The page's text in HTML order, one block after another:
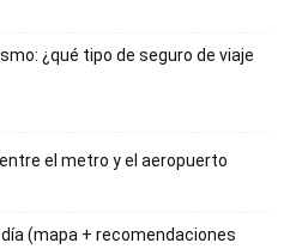
¿qué tipo de seguro de viaje
el metro y el aeropuerto
(mapa + recomendaciones